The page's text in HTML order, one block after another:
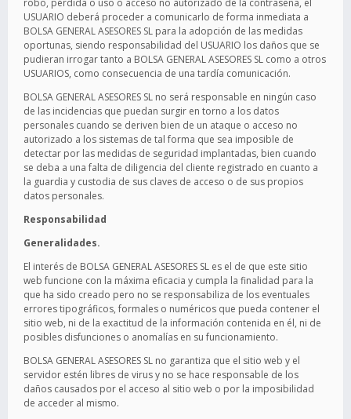
robo, pérdida o uso o acceso no autorizado de la contraseña, el
USUARIO deberá proceder a comunicarlo de forma inmediata a
BOLSA GENERAL ASESORES SL para la adopción de las medidas
oportunas, siendo responsabilidad del USUARIO los daños que se
pudieran irrogar tanto a BOLSA GENERAL ASESORES SL como a otros
USUARIOS, como consecuencia de una tardía comunicación.
BOLSA GENERAL ASESORES SL no será responsable en ningún caso
de las incidencias que puedan surgir en torno a los datos
personales cuando se deriven bien de un ataque o acceso no
autorizado a los sistemas de tal forma que sea imposible de
detectar por las medidas de seguridad implantadas, bien cuando
se deba a una falta de diligencia del cliente registrado en cuanto a
la guardia y custodia de sus claves de acceso o de sus propios
datos personales.
Responsabilidad
Generalidades.
El interés de BOLSA GENERAL ASESORES SL es el de que este sitio
web funcione con la máxima eficacia y cumpla la finalidad para la
que ha sido creado pero no se responsabiliza de los eventuales
errores tipográficos, formales o numéricos que pueda contener el
sitio web, ni de la exactitud de la información contenida en él, ni de
posibles disfunciones o anomalías en su funcionamiento.
BOLSA GENERAL ASESORES SL no garantiza que el sitio web y el
servidor estén libres de virus y no se hace responsable de los
daños causados por el acceso al sitio web o por la imposibilidad
de acceder al mismo.